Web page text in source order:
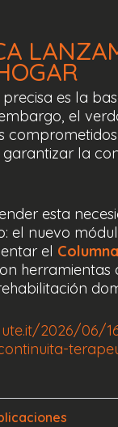
es la
el
la
esta
el nuevo
el
2026/06/